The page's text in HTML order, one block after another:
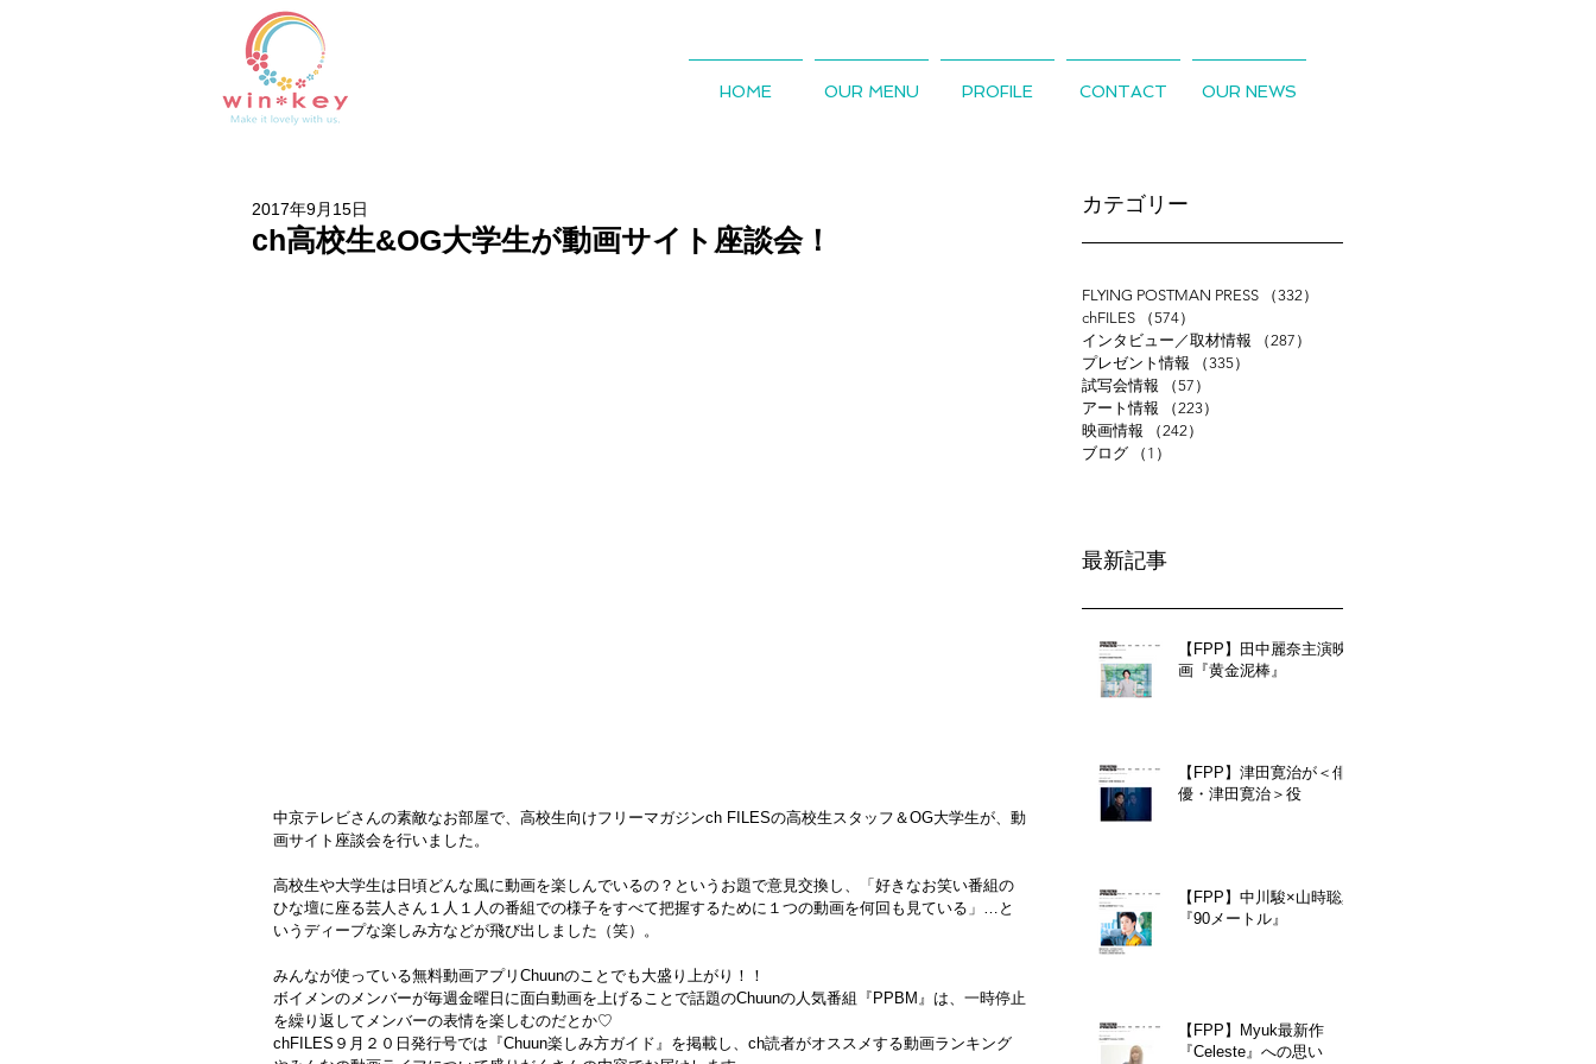
HOME OUR MENU PROFILE CONTACT OUR NEWS
ch高校生&OG大学生が動画サイト座談会！
2017年9月15日
中京テレビさんの素敵なお部屋で、高校生向けフリーマガジンch FILESの高校生スタッフ＆OG大学生が、動
画サイト座談会を行いました。
高校生や大学生は日頃どんな風に動画を楽しんでいるの？というお題で意見交換し、「好きなお笑い番組の
ひな壇に座る芸人さん１人１人の番組での様子をすべて把握するために１つの動画を何回も見ている」…と
いうディープな楽しみ方などが飛び出しました（笑）。
みんなが使っている無料動画アプリChuunのことでも大盛り上がり！！
ボイメンのメンバーが毎週金曜日に面白動画を上げることで話題のChuunの人気番組『PPBM』は、一時停止
を繰り返してメンバーの表情を楽しむのだとか♡
chFILES９月２０日発行号では『Chuun楽しみ方ガイド』を掲載し、ch読者がオススメする動画ランキング
​カテゴリー
FLYING POSTMAN PRESS （332）
chFILES
（574）
インタビュー／取材情報
（287）
プレゼント情報
（335）
試写会情報
（57）
アート情報
（223）
映画情報
（242）
ブログ
（1）
最新記事
【FPP】田中麗奈主演映
画『黄金泥棒』
【FPP】津田寛治が＜俳
優・津田寛治＞役
【FPP】中川駿×山時聡真
『90メートル』
【FPP】Myuk最新作
『Celeste』への思い